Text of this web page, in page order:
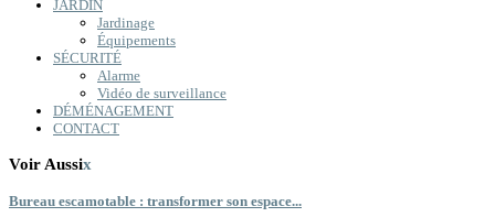
JARDIN
Jardinage
Équipements
SÉCURITÉ
Alarme
Vidéo de surveillance
DÉMÉNAGEMENT
CONTACT
Voir Aussix
Bureau escamotable : transformer son espace...